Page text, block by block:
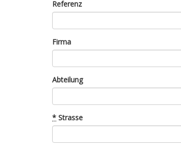
Referenz
Firma
Abteilung
* Strasse